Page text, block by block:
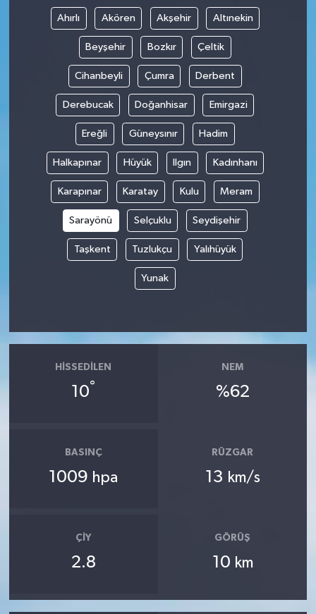
Ahırlı Akören Akşehir Altınekin
Beyşehir Bozkır Çeltik
Cihanbeyli Çumra Derbent
Derebucak Doğanhisar Emirgazi
Ereğli Güneysınır Hadim
Halkapınar Hüyük Ilgın Kadınhanı
Karapınar Karatay Kulu Meram
Sarayönü Selçuklu Seydişehir
Taşkent Tuzlukçu Yalıhüyük
Yunak
HISSEDILEN
10°
NEM
%62
BASINÇ
1009 hpa
RÜZGAR
13 km/s
ÇIY
2.8
GÖRÜŞ
10 km